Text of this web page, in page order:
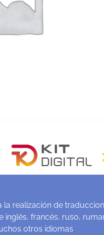
la realización de
francés, ruso,
otros idiomas